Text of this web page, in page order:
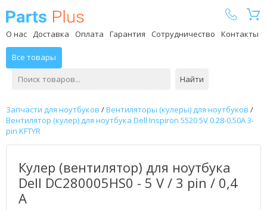
О нас Доставка Оплата Гарантия Сотрудничество Контакты
Все товары
Найти
Запчасти для ноутбуков /Вентиляторы (кулеры) для ноутбуков /
Вентилятор (кулер) для ноутбука Dell Inspiron 5520 5V 0.28-0.50A 3-
pin KFTYR
Кулер (вентилятор) для ноутбука
Dell DC280005HS0 - 5 V / 3 pin / 0,4
А